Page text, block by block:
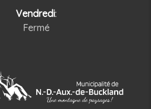
Vendredi:
Fermé